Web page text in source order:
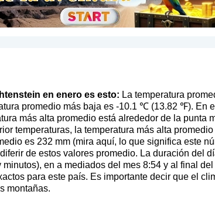
en enero es esto: La temperatura
promedio más baja es -10.1 ℃ (13.82 ℉). En
más alta promedio está alrededor de la
temperaturas, la temperatura más alta
es 232 mm (mira aquí, lo que significa este
de estos valores promedio. La duración del
en a mediados del mes 8:54 y al final
para este país. Es importante decir que el
montañas.